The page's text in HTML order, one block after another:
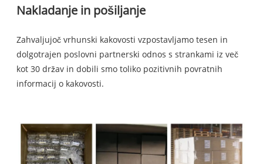
Nakladanje in pošiljanje
Zahvaljujoč vrhunski kakovosti vzpostavljamo tesen in
dolgotrajen poslovni partnerski odnos s strankami iz več
kot 30 držav in dobili smo toliko pozitivnih povratnih
informacij o kakovosti.